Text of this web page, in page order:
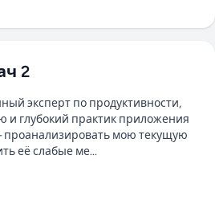
2
эксперт по продуктивности,
глубокий практик приложения
проанализировать мою текущую
её слабые ме...